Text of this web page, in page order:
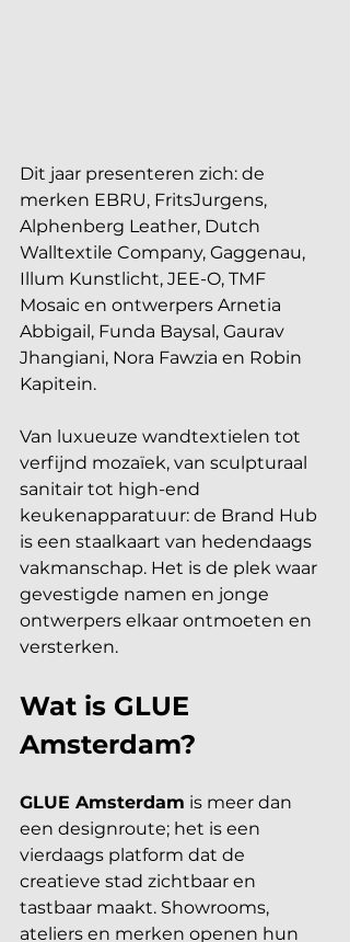
Dit jaar presenteren zich: de
merken EBRU, FritsJurgens,
Alphenberg Leather, Dutch
Walltextile Company, Gaggenau,
Illum Kunstlicht, JEE-O, TMF
Mosaic en ontwerpers Arnetia
Abbigail, Funda Baysal, Gaurav
Jhangiani, Nora Fawzia en Robin
Kapitein.
Van luxueuze wandtextielen tot
verfijnd mozaïek, van sculpturaal
sanitair tot high-end
keukenapparatuur: de Brand Hub
is een staalkaart van hedendaags
vakmanschap. Het is de plek waar
gevestigde namen en jonge
ontwerpers elkaar ontmoeten en
versterken.
Wat is GLUE
Amsterdam?
GLUE Amsterdam is meer dan
een designroute; het is een
vierdaags platform dat de
creatieve stad zichtbaar en
tastbaar maakt. Showrooms,
ateliers en merken openen hun